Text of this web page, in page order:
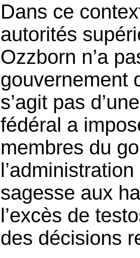
Dans ce
autorités
Ozzborn n’a
gouvernement
s’agit pas
fédéral a
membres du
sagesse aux
l’excès de
des décisions